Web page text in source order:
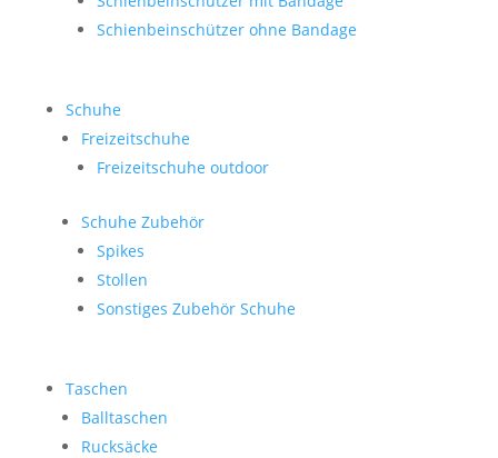
Schienbeinschützer ohne Bandage
Schuhe
Freizeitschuhe
Freizeitschuhe outdoor
Schuhe Zubehör
Spikes
Stollen
Sonstiges Zubehör Schuhe
Taschen
Balltaschen
Rucksäcke